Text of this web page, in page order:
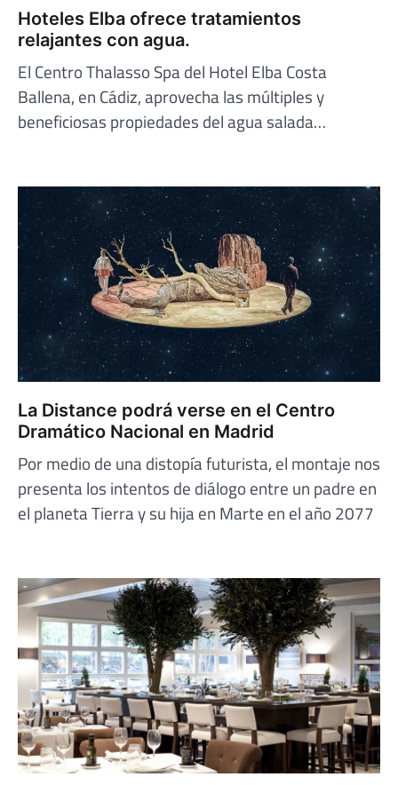
Hoteles Elba ofrece tratamientos
relajantes con agua.
El Centro Thalasso Spa del Hotel Elba Costa
Ballena, en Cádiz, aprovecha las múltiples y
beneficiosas propiedades del agua salada…
La Distance podrá verse en el Centro
Dramático Nacional en Madrid
Por medio de una distopía futurista, el montaje nos
presenta los intentos de diálogo entre un padre en
el planeta Tierra y su hija en Marte en el año 2077